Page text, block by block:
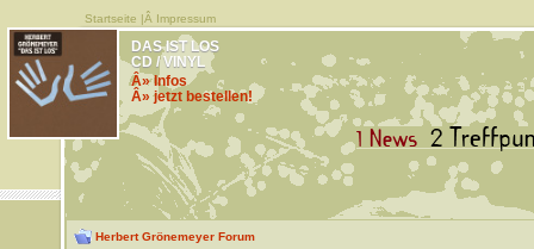
Startseite |Â Impressum
DAS IST LOS
CD / VINYL
Â» Infos
Â» jetzt bestellen!
Herbert Grönemeyer Forum